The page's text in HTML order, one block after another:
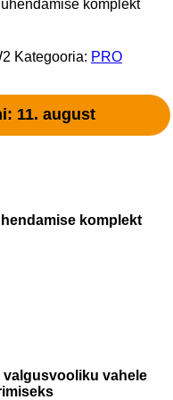
komplekt
Kategooria: PRO
11. august
komplekt
valgusvooliku vahele